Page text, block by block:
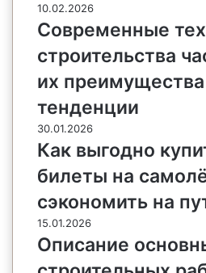
10.02.2026
Современные
строительства
их
тенденции
30.01.2026
Как выгодно
билеты на
сэкономить на
15.01.2026
Описание